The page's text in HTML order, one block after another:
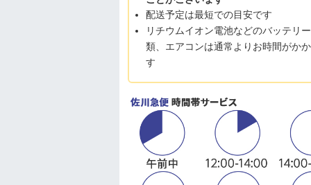
配送予定は最短での目安です
リチウムイオン電池などのバッテリ
類、エアコンは通常よりお時間がか
す